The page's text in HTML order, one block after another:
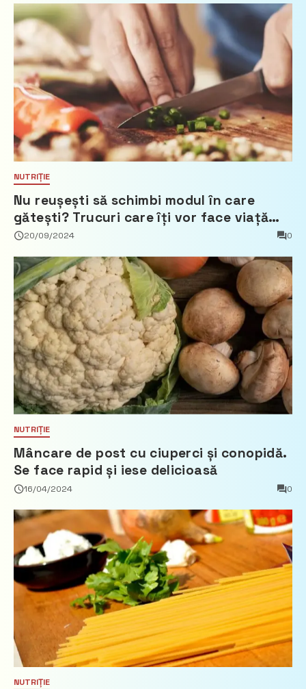
NUTRIȚIE
Nu reușești să schimbi modul în care
gătești? Trucuri care îți vor face viață
mai ușoară
20/09/2024 0
NUTRIȚIE
Mâncare de post cu ciuperci și conopidă.
Se face rapid și iese delicioasă
16/04/2024 0
NUTRIȚIE